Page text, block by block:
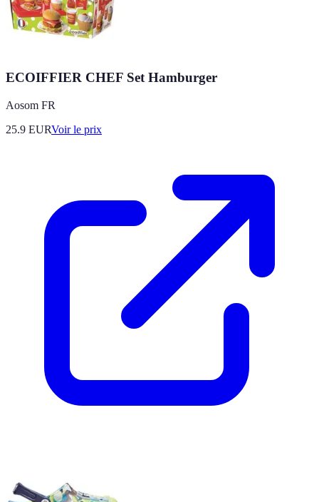
ECOIFFIER CHEF Set Hamburger
Aosom FR
25.9 EURVoir le prix